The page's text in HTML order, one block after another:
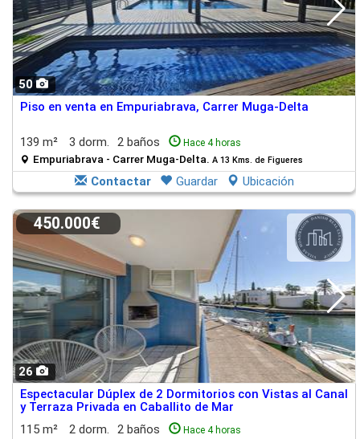
50
Piso en venta en Empuriabrava, Carrer Muga-Delta
139 m² 3 dorm. 2 baños Hace 4 horas
Empuriabrava - Carrer Muga-Delta. A 13 Kms. de Figueres
Contactar Guardar Ubicación
26
450.000€
Espectacular Dúplex de 2 Dormitorios con Vistas al Canal
y Terraza Privada en Caballito de Mar
115 m²
2 dorm. 2 baños Hace 4 horas